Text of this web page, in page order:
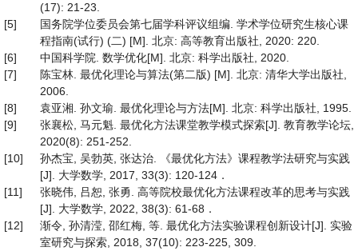
(17): 21-23.
[5]
国务院学位委员会第七届学科评议组编. 学术学位研究生核心课
程指南(试行) (二) [M]. 北京: 高等教育出版社, 2020: 220.
[6]
中国科学院. 数学优化[M]. 北京: 科学出版社, 2020.
[7]
陈宝林. 最优化理论与算法(第二版) [M]. 北京: 清华大学出版社,
2006.
[8]
袁亚湘. 孙文瑜. 最优化理论与方法[M]. 北京: 科学出版社, 1995.
[9]
张襄松, 马元魁. 最优化方法课堂教学模式探索[J]. 教育教学论坛,
2020(8): 251-252.
[10]
孙杰宝, 吴勃英, 张达治. 《最优化方法》课程教学法研究与实践
[J]. 大学数学, 2017, 33(3): 120-124．
[11]
张晓伟, 吕恕, 张勇. 高等院校最优化方法课程改革的思考与实践
[J]. 大学数学, 2022, 38(3): 61-68．
[12]
渐令, 孙清滢, 邵红梅, 等. 最优化方法实验课程创新设计[J]. 实验
室研究与探索, 2018, 37(10): 223-225, 309.